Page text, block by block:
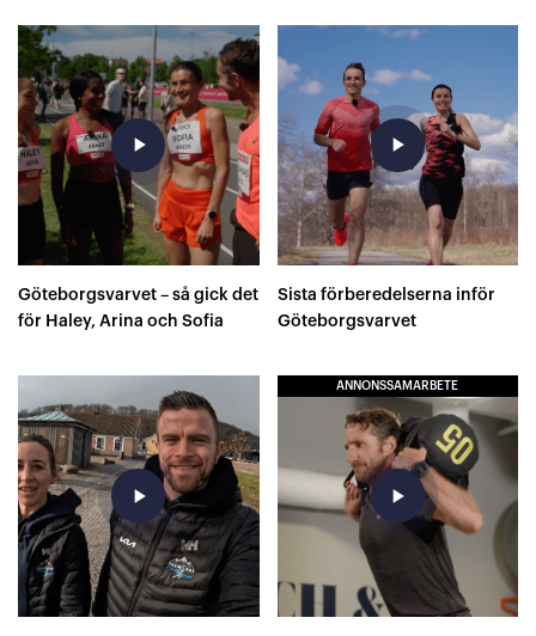
play_arrow
Göteborgsvarvet – så gick det
för Haley, Arina och Sofia
play_arrow
Sista förberedelserna inför
Göteborgsvarvet
play_arrow
ANNONSSAMARBETE
play_arrow